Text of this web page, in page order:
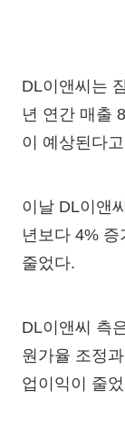
DL이앤씨는
년 연간 매출
이 예상된다
이날 DL이앤
년보다 4%
줄었다.
DL이앤씨 측
원가율 조정
업이익이 줄